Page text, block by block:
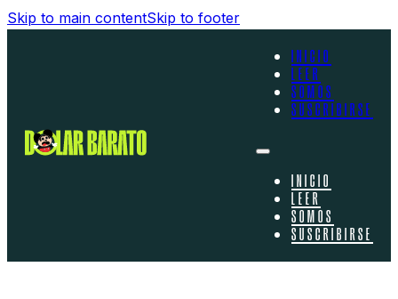
Skip to main contentSkip to footer
INICIO
LEER
SOMOS
SUSCRIBIRSE
INICIO
LEER
SOMOS
SUSCRIBIRSE